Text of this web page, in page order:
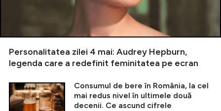
Personalitatea zilei 4 mai: Audrey Hepburn,
legenda care a redefinit feminitatea pe ecran
Consumul de bere în România, la cel
mai redus nivel în ultimele două
decenii. Ce ascund cifrele